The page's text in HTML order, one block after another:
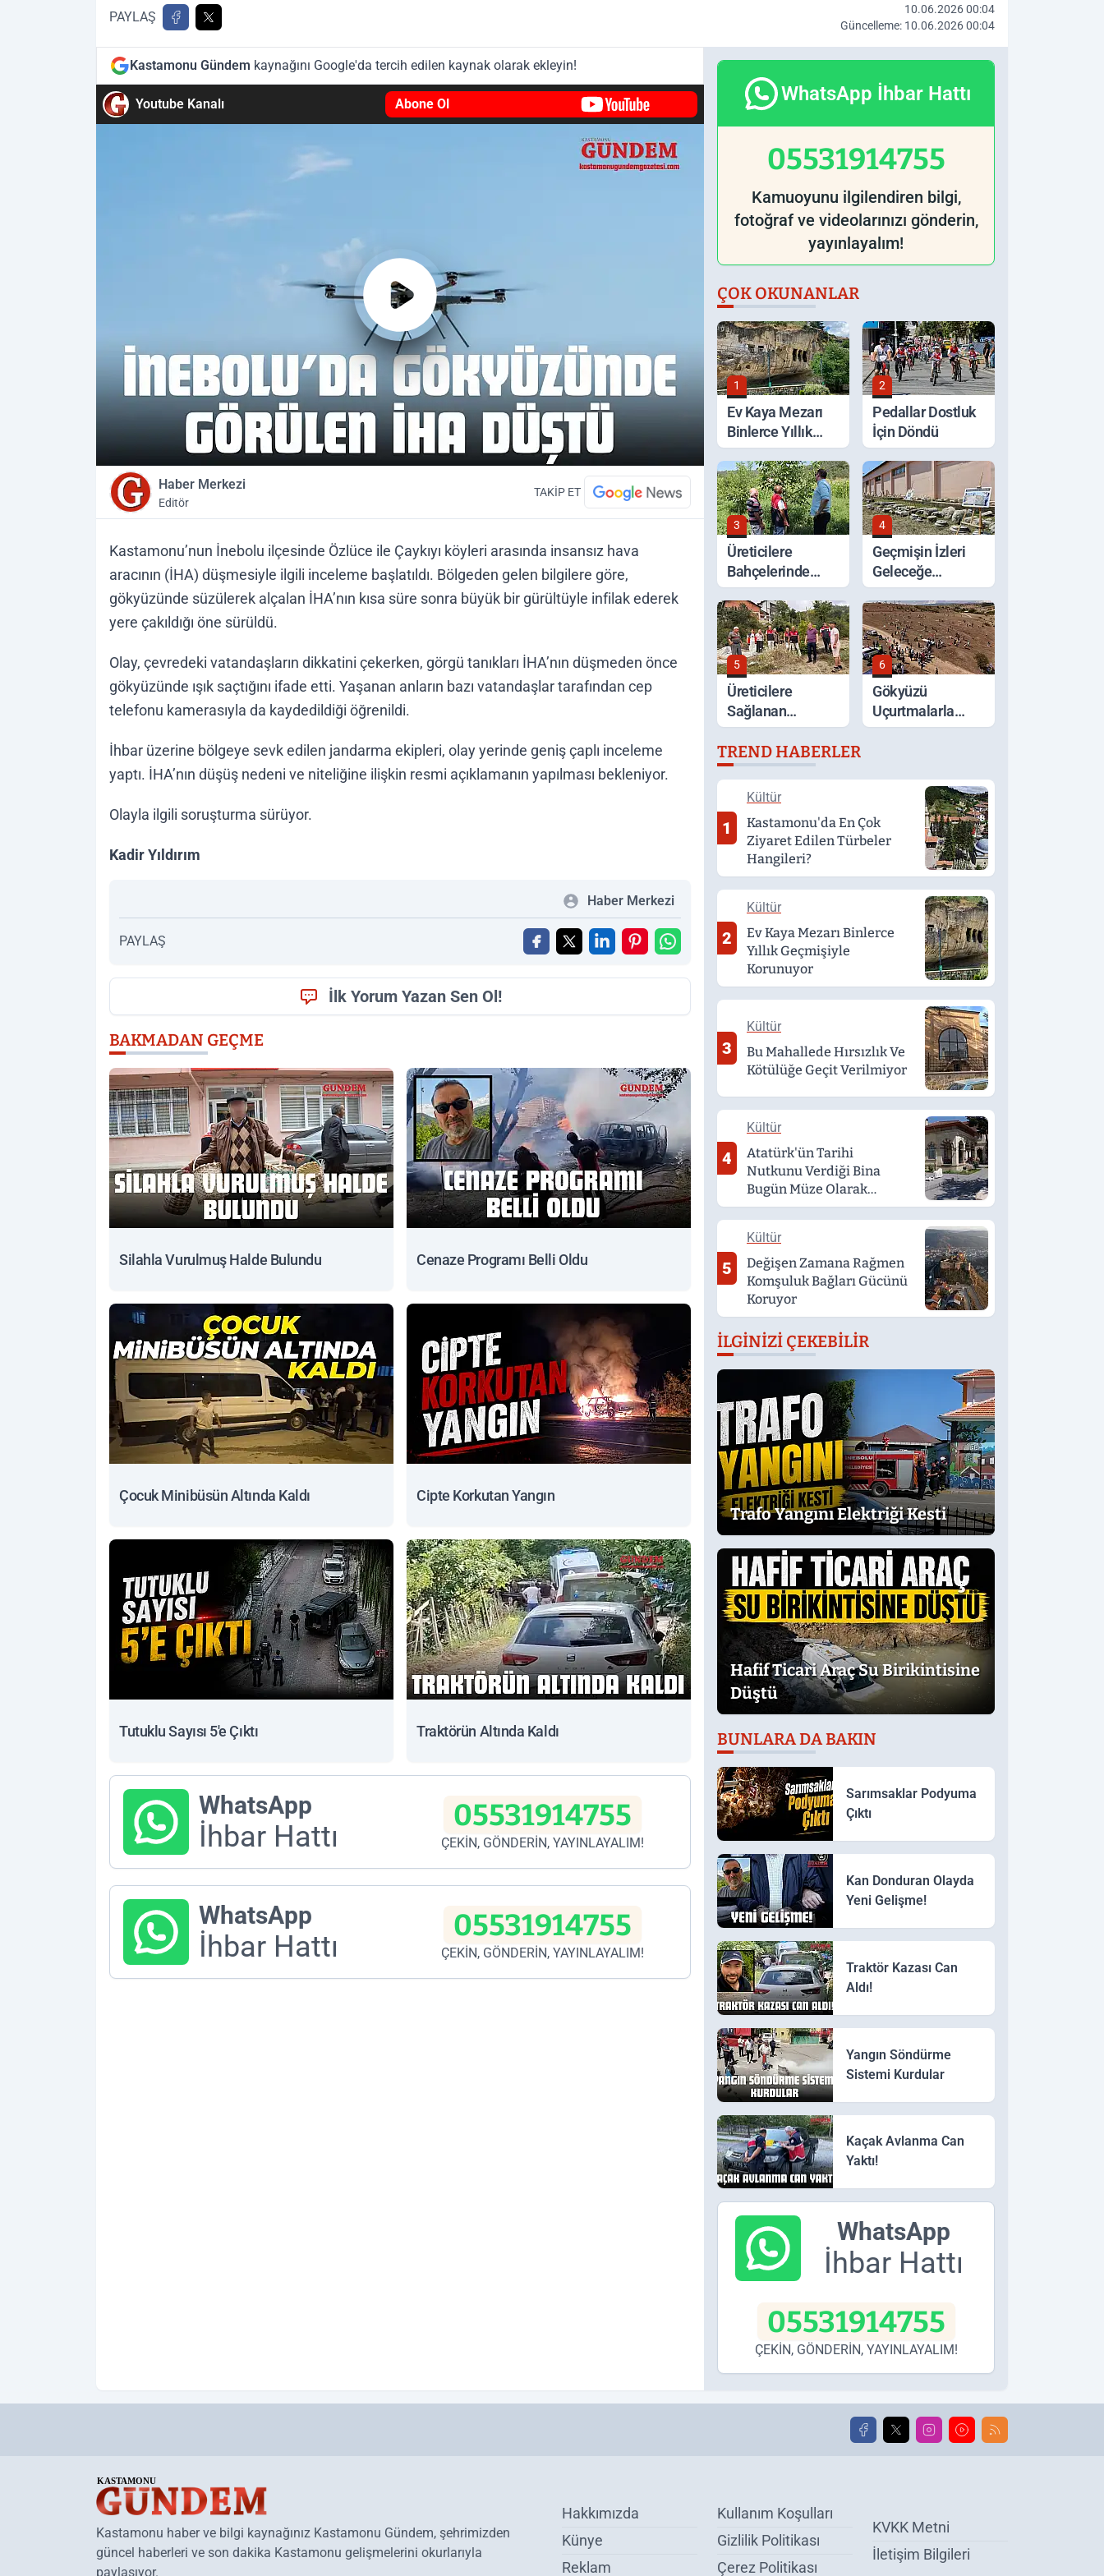
PAYLAŞ
10.06.2026 00:04
Güncelleme: 10.06.2026 00:04
Kastamonu Gündem kaynağını Google'da tercih edilen kaynak olarak ekleyin!
Youtube Kanalı Abone Ol
Haber Merkezi
Editör
TAKİP ET
Kastamonu’nun İnebolu ilçesinde Özlüce ile Çaykıyı köyleri arasında insansız hava
aracının (İHA) düşmesiyle ilgili inceleme başlatıldı. Bölgeden gelen bilgilere göre,
gökyüzünde süzülerek alçalan İHA’nın kısa süre sonra büyük bir gürültüyle infilak ederek
yere çakıldığı öne sürüldü.
Olay, çevredeki vatandaşların dikkatini çekerken, görgü tanıkları İHA’nın düşmeden önce
gökyüzünde ışık saçtığını ifade etti. Yaşanan anların bazı vatandaşlar tarafından cep
telefonu kamerasıyla da kaydedildiği öğrenildi.
İhbar üzerine bölgeye sevk edilen jandarma ekipleri, olay yerinde geniş çaplı inceleme
yaptı. İHA’nın düşüş nedeni ve niteliğine ilişkin resmi açıklamanın yapılması bekleniyor.
Olayla ilgili soruşturma sürüyor.
Kadir Yıldırım
Haber Merkezi
PAYLAŞ
İlk Yorum Yazan Sen Ol!
BAKMADAN GEÇME
Silahla Vurulmuş Halde Bulundu Cenaze Programı Belli Oldu
Çocuk Minibüsün Altında Kaldı Cipte Korkutan Yangın
Tutuklu Sayısı 5'e Çıktı Traktörün Altında Kaldı
WhatsApp
İhbar Hattı
05531914755
ÇEKİN, GÖNDERİN, YAYINLAYALIM!
WhatsApp
İhbar Hattı
05531914755
ÇEKİN, GÖNDERİN, YAYINLAYALIM!
WhatsApp İhbar Hattı
05531914755
Kamuoyunu ilgilendiren bilgi,
fotoğraf ve videolarınızı gönderin,
yayınlayalım!
ÇOK OKUNANLAR
1
Ev Kaya Mezarı
Binlerce Yıllık
Geçmişiyle
Korunuyor
2
Pedallar Dostluk
İçin Döndü
3
Üreticilere
Bahçelerinde
Yerinde Tarım
Desteği
4
Geçmişin İzleri
Geleceğe
Taşınıyor
5
Üreticilere
Sağlanan
Destekler Sahada
Değerlendirildi
6
Gökyüzü
Uçurtmalarla
Renklendi
TREND HABERLER
1
Kültür
Kastamonu'da En Çok
Ziyaret Edilen Türbeler
Hangileri?
2
Kültür
Ev Kaya Mezarı Binlerce
Yıllık Geçmişiyle
Korunuyor
3
Kültür
Bu Mahallede Hırsızlık Ve
Kötülüğe Geçit Verilmiyor
4
Kültür
Atatürk'ün Tarihi
Nutkunu Verdiği Bina
Bugün Müze Olarak
Hizmet Veriyor
5
Kültür
Değişen Zamana Rağmen
Komşuluk Bağları Gücünü
Koruyor
İLGINIZI ÇEKEBILIR
Trafo Yangını Elektriği Kesti
Hafif Ticari Araç Su Birikintisine
Düştü
BUNLARA DA BAKIN
Sarımsaklar Podyuma
Çıktı
Kan Donduran Olayda
Yeni Gelişme!
Traktör Kazası Can
Aldı!
Yangın Söndürme
Sistemi Kurdular
Kaçak Avlanma Can
Yaktı!
WhatsApp
İhbar Hattı
05531914755
ÇEKİN, GÖNDERİN, YAYINLAYALIM!
Kastamonu haber ve bilgi kaynağınız Kastamonu Gündem, şehrimizden
güncel haberleri ve son dakika Kastamonu gelişmelerini okurlarıyla
paylaşıyor.
Hakkımızda
Künye
Reklam
Kullanım Koşulları
Gizlilik Politikası
Çerez Politikası
KVKK Metni
İletişim Bilgileri